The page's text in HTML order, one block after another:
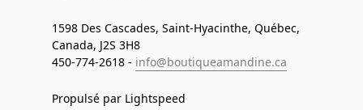
1598 Des Cascades, Saint-Hyacinthe, Québec,
Canada, J2S 3H8
450-774-2618 - info@boutiqueamandine.ca
Propulsé par Lightspeed